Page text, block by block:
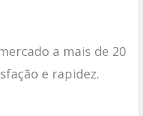
a mais de 20
e rapidez.